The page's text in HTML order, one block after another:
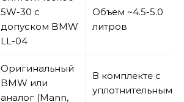
5W-30 с
допуском BMW
LL-04
Объем ~4.5-5.0
литров
Оригинальный
BMW или
аналог (Mann,
В комплекте с
уплотнительными